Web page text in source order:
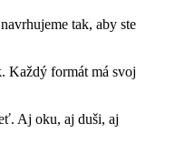
tak, aby ste
Každý formát má svoj
Aj oku, aj duši, aj